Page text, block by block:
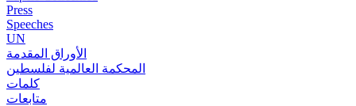
Press
Speeches
UN
الأوراق المقدمة
المحكمة العالمية لفلسطين
كلمات
متابعات